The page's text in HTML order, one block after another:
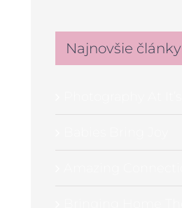
Najnovšie články